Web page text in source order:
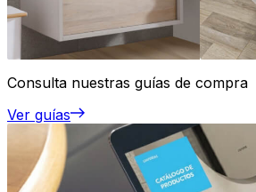
Consulta nuestras guías de compra
Ver guías